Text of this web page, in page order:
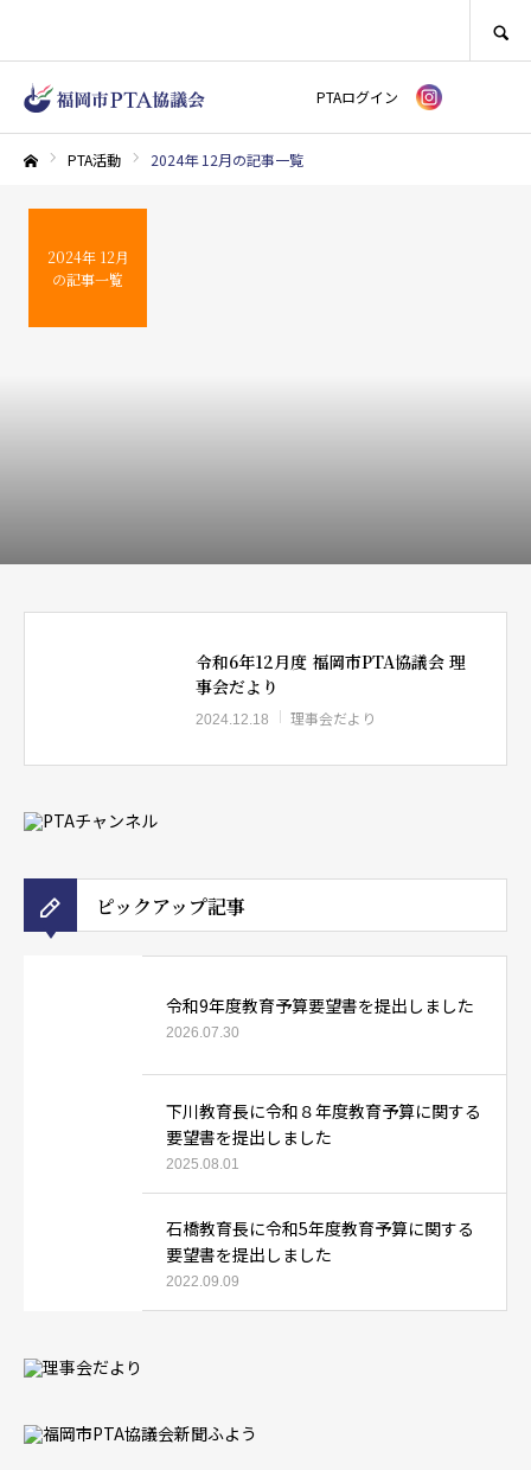
PTAログイン
PTA活動 2024年 12月の記事一覧
2024年 12月
の記事一覧
令和6年12月度 福岡市PTA協議会 理
事会だより
2024.12.18 理事会だより
ピックアップ記事
令和9年度教育予算要望書を提出しました
2026.07.30
下川教育長に令和８年度教育予算に関する
要望書を提出しました
2025.08.01
石橋教育長に令和5年度教育予算に関する
要望書を提出しました
2022.09.09